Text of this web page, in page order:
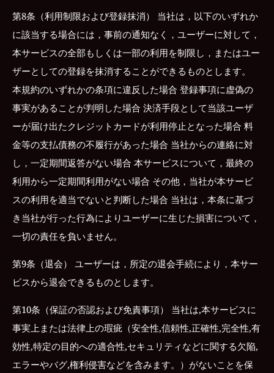
第8条（利用制限および登録抹消） 当社は，以下のいずれか
に該当する場合には，事前の通知なく，ユーザーに対して，
本サービスの全部もしくは一部の利用を制限し，またはユー
ザーとしての登録を抹消することができるものとします。
本規約のいずれかの条項に違反した場合 登録事項に虚偽の
事実があることが判明した場合 決済手段として当該ユーザ
ーが届け出たクレジットカードが利用停止となった場合 料
金等の支払債務の不履行があった場合 当社からの連絡に対
し，一定期間返答がない場合 本サービスについて，最終の
利用から一定期間利用がない場合 その他，当社が本サービ
スの利用を適当でないと判断した場合 当社は，本条に基づ
き当社が行った行為によりユーザーに生じた損害について，
一切の責任を負いません。
第9条（退会） ユーザーは，所定の退会手続により，本サー
ビスから退会できるものとします。
第10条（保証の否認および免責事項） 当社は,本サービスに
事実上または法律上の瑕疵（安全性,信頼性,正確性,完全性,有
効性,特定の目的への適合性,セキュリティなどに関する欠陥,
エラーやバグ,権利侵害などを含みます。）がないことを保